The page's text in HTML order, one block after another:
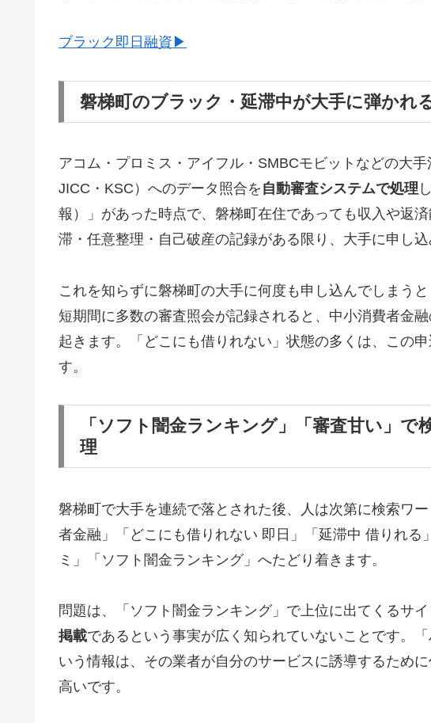
ブラック即日融資▶
磐梯町のブラック・延滞中が大手に弾かれ
アコム・プロミス・アイフル・SMBCモビットなどの大
JICC・KSC）へのデータ照合を 自動審査システムで処理
報）」があった時点で、磐梯町在住であっても収入や返
滞・任意整理・自己破産の記録がある限り、大手に申し
これを知らずに磐梯町の大手に何度も申し込んでしまう
短期間に多数の審査照会が記録されると、中小消費者金
起きます。「どこにも借りれない」状態の多くは、この
す。
「ソフト闇金ランキング」「審査甘い」
理
磐梯町で大手を連続で落とされた後、人は次第に検索ワ
者金融」「どこにも借りれない 即日」「延滞中 借りれる
ミ」「ソフト闇金ランキング」へたどり着きます。
問題は、「ソフト闇金ランキング」で上位に出てくるサ
掲載であるという事実が広く知られていないことです。
いう情報は、その業者が自分のサービスに誘導するため
高いです。